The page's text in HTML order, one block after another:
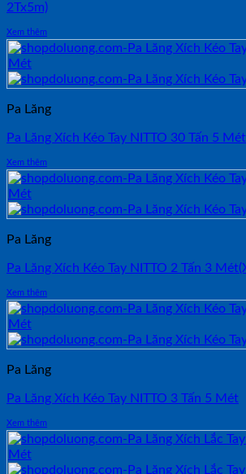
2Tx5m)
Xem thêm
Pa Lăng
Pa Lăng Xích Kéo Tay NITTO 30 Tấn 5 Mét
Xem thêm
Pa Lăng
Pa Lăng Xích Kéo Tay NITTO 2 Tấn 3
Xem thêm
Pa Lăng
Pa Lăng Xích Kéo Tay NITTO 3 Tấn 5 Mét
Xem thêm